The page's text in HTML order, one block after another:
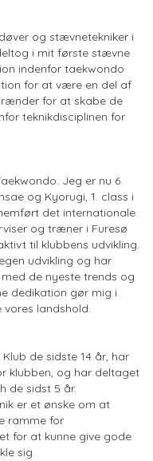
og stævnetekniker i
i mit første stævne
indenfor taekwondo
for at være en del af
for at skabe de
teknikdisciplinen for
Jeg er nu 6.
og Kyorugi, 1. class i
det internationale
og træner i Furesø
til klubbens udvikling.
udvikling og har
de nyeste trends og
dedikation gør mig i
landshold.
de sidste 14 år, har
klubben, og har deltaget
de sidst 5 år.
er et ønske om at
ramme for
for at kunne give gode
sig.